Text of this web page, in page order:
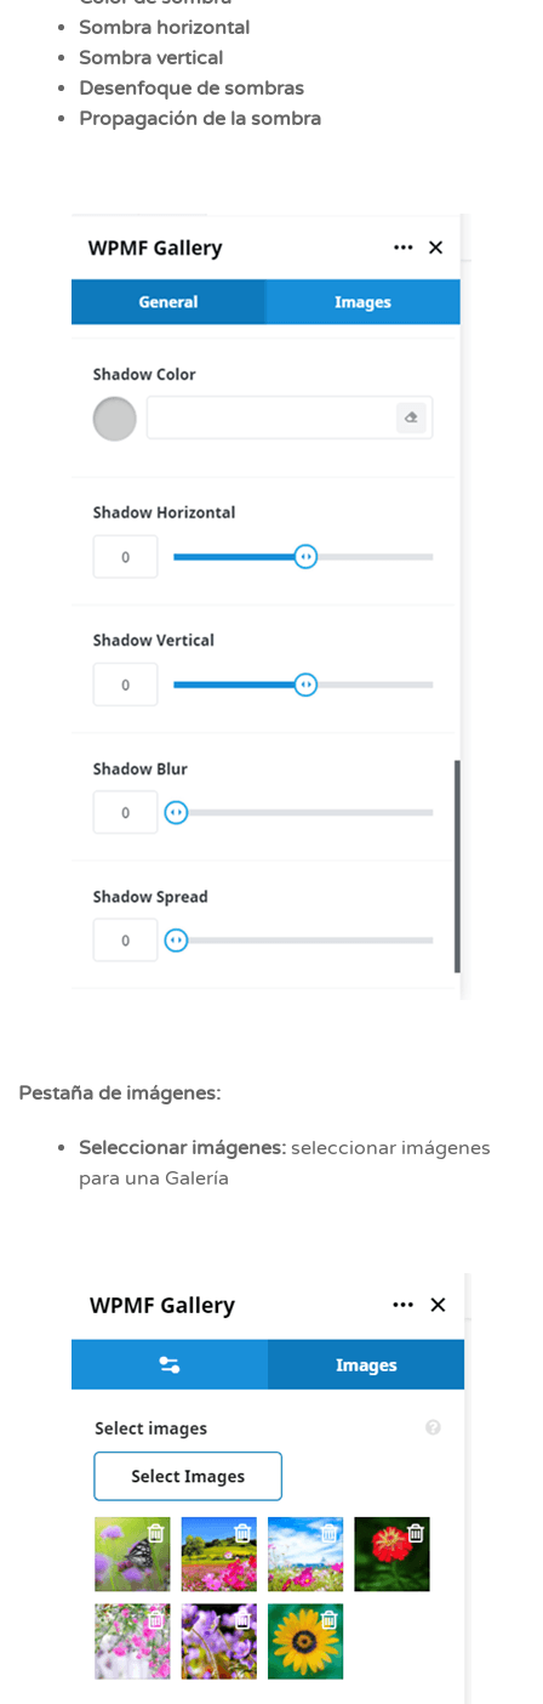
Sombra horizontal
Sombra vertical
Desenfoque de sombras
Propagación de la sombra
Pestaña de imágenes:
Seleccionar imágenes: seleccionar imágenes
para una Galería